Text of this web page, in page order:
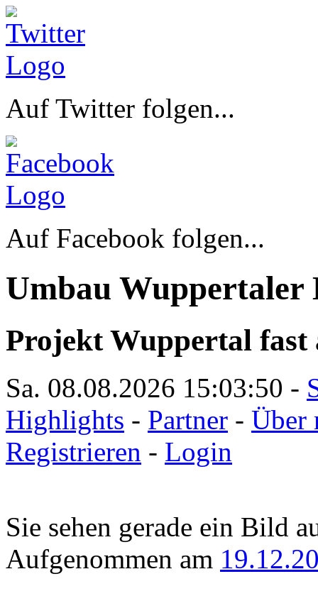
Auf Twitter folgen...
Auf Facebook folgen...
Umbau Wuppertaler
Projekt Wuppertal fast
Sa. 08.08.2026 15:03:50 -
Highlights - Partner - Über
Registrieren - Login
Sie sehen gerade ein Bild
Aufgenommen am